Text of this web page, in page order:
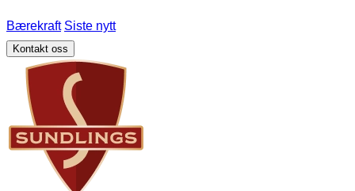
Bærekraft Siste nytt
Kontakt oss